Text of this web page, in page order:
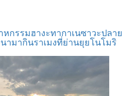
กรรมฮางะทากาเนซาวะปลาย
ามากินราเมงที่ย่านยุยโนโมริ